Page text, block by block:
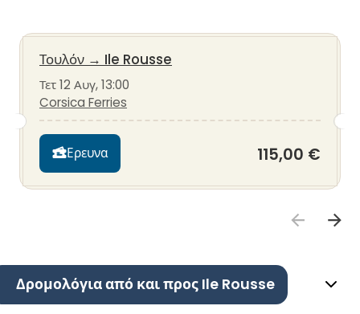
Τουλόν → Ile Rousse
Τετ 12 Αυγ, 13:00
Corsica Ferries
Ερευνα 115,00 €
Δρομολόγια από και προς Ile Rousse